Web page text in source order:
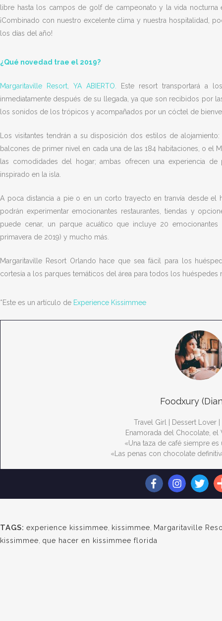
libre hasta los campos de golf de campeonato y la vida nocturna
¡Combinado con nuestro excelente clima y nuestra hospitalidad,
los días del año!
¿Qué novedad trae el 2019?
Margaritaville Resort, YA ABIERTO. Este resort transportará a
inmediatamente después de su llegada, ya que son recibidos por
los sonidos de los trópicos y acompañados por un cóctel de
Los visitantes tendrán a su disposición dos estilos de
balcones de primer nivel en cada una de las 184 habitaciones, o el
las comodidades del hogar; ambas ofrecen una experiencia
inspirado en la isla.
A poca distancia a pie o en un corto trayecto en tranvía desde el
podrán experimentar emocionantes restaurantes, tiendas y
puede cenar, un parque acuático que incluye 20
primavera de 2019) y mucho más.
Margaritaville Resort Orlando hace que sea fácil para los
cortesía a los parques temáticos del área para todos los huéspedes
*Este es un artículo de Experience Kissimmee
Foodxury
Travel Girl | Dessert Lover |
Enamorada del Chocolate, el
«Una taza de café siempre es
«Las penas con chocolate
TAGS: experience kissimmee, kissimmee, Margaritaville
kissimmee, que hacer en kissimmee florida